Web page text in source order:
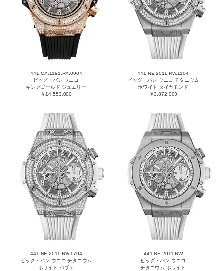
441.OX.1181.RX.0904
ビッグ・バン ウニコ
キングゴールド ジュエリー
￥14,553,000
441.NE.2011.RW.1104
ビッグ・バン ウニコ チタニウム
ホワイト ダイヤモンド
￥3,872,000
441.NE.2011.RW.1704
ビッグ・バン ウニコ チタニウム
ホワイト パヴェ
441.NE.2011.RW
ビッグ・バン ウニコ
チタニウム ホワイト